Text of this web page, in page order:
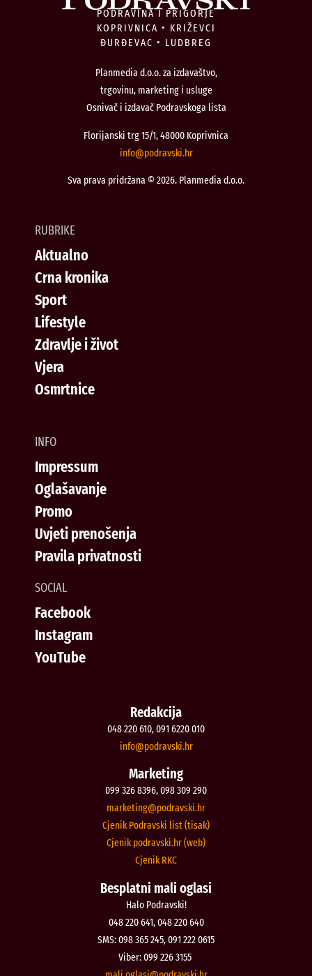
PODRAVINA I PRIGORJE
KOPRIVNICA • KRIŽEVCI
ĐURĐEVAC • LUDBREG
Planmedia d.o.o. za izdavaštvo,
trgovinu, marketing i usluge
Osnivač i izdavač Podravskoga lista
Florijanski trg 15/1, 48000 Koprivnica
rh.iksvardop
@ofni
Sva prava pridržana © 2026. Planmedia d.o.o.
RUBRIKE
Aktualno
Crna kronika
Sport
Lifestyle
Zdravlje i život
Vjera
Osmrtnice
INFO
Impressum
Oglašavanje
Promo
Uvjeti prenošenja
Pravila privatnosti
SOCIAL
Facebook
Instagram
YouTube
Redakcija
048 220 610, 091 6220 010
rh.iksvardop
@ofni
Marketing
099 326 8396, 098 309 290
rh.iksvardop
@gnitekram
Cjenik Podravski list (tisak)
Cjenik podravski.hr (web)
Cjenik RKC
Besplatni mali oglasi
Halo Podravski!
048 220 641, 048 220 640
SMS: 098 365 245, 091 222 0615
Viber: 099 226 3155